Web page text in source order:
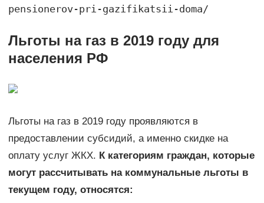
pensionerov-pri-gazifikatsii-doma/
Льготы на газ в 2019 году для
населения РФ
Льготы на газ в 2019 году проявляются в
предоставлении субсидий, а именно скидке на
оплату услуг ЖКХ. К категориям граждан, которые
могут рассчитывать на коммунальные льготы в
текущем году, относятся: